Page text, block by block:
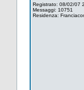
Registrato: 08/02/07
Messaggi: 10751
Residenza: